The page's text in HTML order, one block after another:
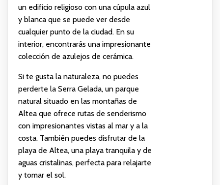
un edificio religioso con una cúpula azul
y blanca que se puede ver desde
cualquier punto de la ciudad. En su
interior, encontrarás una impresionante
colección de azulejos de cerámica.
Si te gusta la naturaleza, no puedes
perderte la Serra Gelada, un parque
natural situado en las montañas de
Altea que ofrece rutas de senderismo
con impresionantes vistas al mar y a la
costa. También puedes disfrutar de la
playa de Altea, una playa tranquila y de
aguas cristalinas, perfecta para relajarte
y tomar el sol.